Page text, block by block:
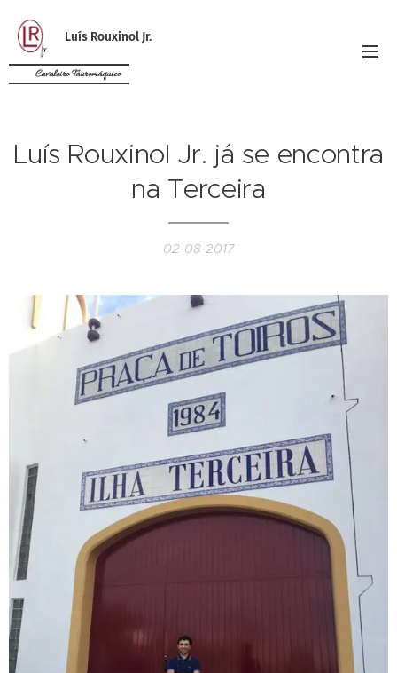
Luís Rouxinol Jr.
Cavaleiro Tauromáquico
Luís Rouxinol Jr. já se encontra
na Terceira
02-08-2017